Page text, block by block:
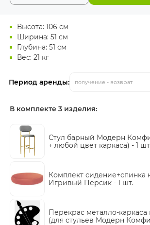
Высота: 106 см
Ширина: 51 см
Глубина: 51 см
Вес: 21 кг
Период аренды: получение - возврат
В комплекте 3 изделия:
Стул барный Модерн
+ любой цвет каркаса) - 1 шт.
Комплект сидение+спинка
Игривый Персик - 1 шт.
Перекрас металло-
(для стульев Модерн